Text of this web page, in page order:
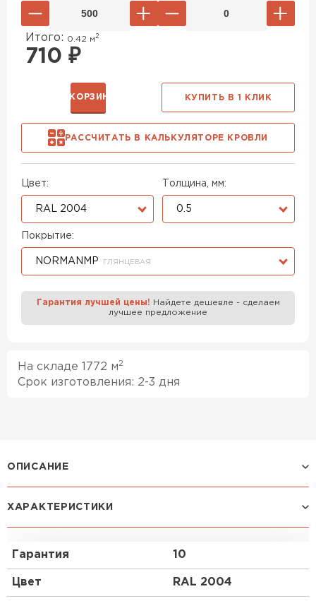
Цвет:
RAL 2004
Толщина, мм:
0.5
Покрытие:
NORMANMP ГЛЯНЦЕВАЯ
Итого: 0.42 м 2
710 ₽
РАССЧИТАТЬ В КАЛЬКУЛЯТОРЕ КРОВЛИ
В КОРЗИНУ КУПИТЬ В 1 КЛИК
Гарантия лучшей цены! Найдете дешевле - сделаем
лучшее предложение
На складе 1772 м 2
Срок изготовления: 2-3 дня
ОПИСАНИЕ
Профиль Н-60:
способностью. Н-60 способен переносить очень
высокие динамические и статические нагрузки.
Стойкость и надёжность ему придаёт большая
глубина трапеции – 60 мм, а также добавочные
ХАРАКТЕРИСТИКИ
Гарантия 10
Цвет RAL 2004
Профилированный лист